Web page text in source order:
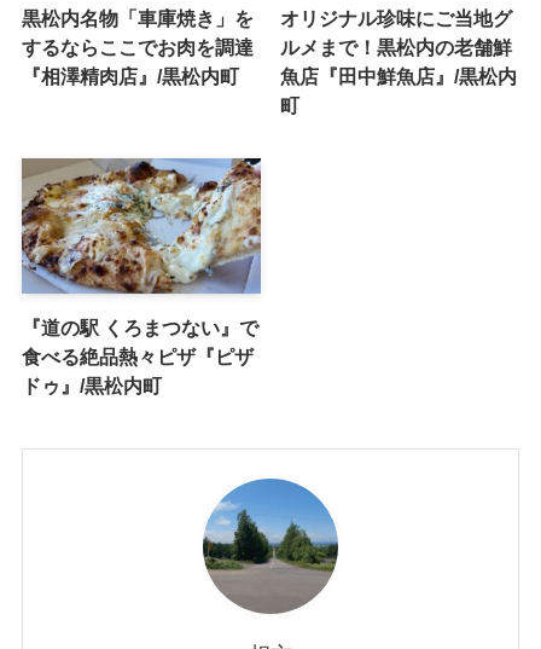
黒松内名物「車庫焼き」を
するならここでお肉を調達
『相澤精肉店』/黒松内町
オリジナル珍味にご当地グ
ルメまで！黒松内の老舗鮮
魚店『田中鮮魚店』/黒松内
町
『道の駅 くろまつない』で
食べる絶品熱々ピザ『ピザ
ドゥ』/黒松内町